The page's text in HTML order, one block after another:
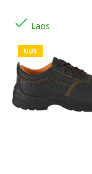
 Laos
UUS